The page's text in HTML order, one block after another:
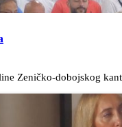
Zeničko-dobojskog